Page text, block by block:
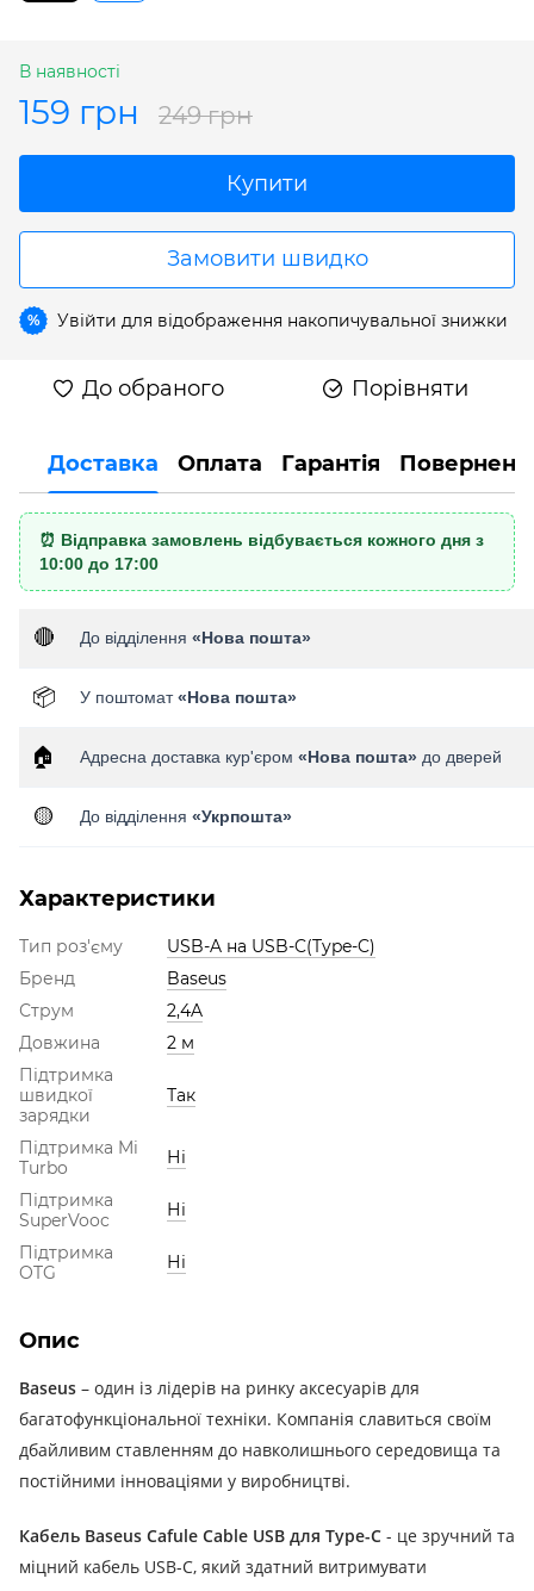
В наявності
159 грн 249 грн
Купити
Замовити швидко
% Увійти для відображення накопичувальної знижки
До обраного Порівняти
Доставка Оплата Гарантія
⏰ Відправка замовлень відбувається кожного дня з
10:00 до 17:00
🔴 До відділення «Нова пошта»
📦 У поштомат«Нова пошта»
🏠 Адресна доставка кур'єром «Нова пошта» до дверей
🟡 До відділення «Укрпошта»
Характеристики
Тип роз'єму
USB-A на USB-C(Type-C)
Бренд
Baseus
Струм
2,4A
Довжина
2 м
Підтримка
швидкої
зарядки
Так
Підтримка Mi
Turbo
Ні
Підтримка
SuperVooc
Ні
Підтримка
OTG
Ні
Опис
Baseus – один із лідерів на ринку аксесуарів для
багатофункціональної техніки. Компанія славиться своїм
дбайливим ставленням до навколишнього середовища та
постійними інноваціями у виробництві.
Кабель Baseus Cafule Cable USB для Type-C - це зручний та
міцний кабель USB-C, який здатний витримувати